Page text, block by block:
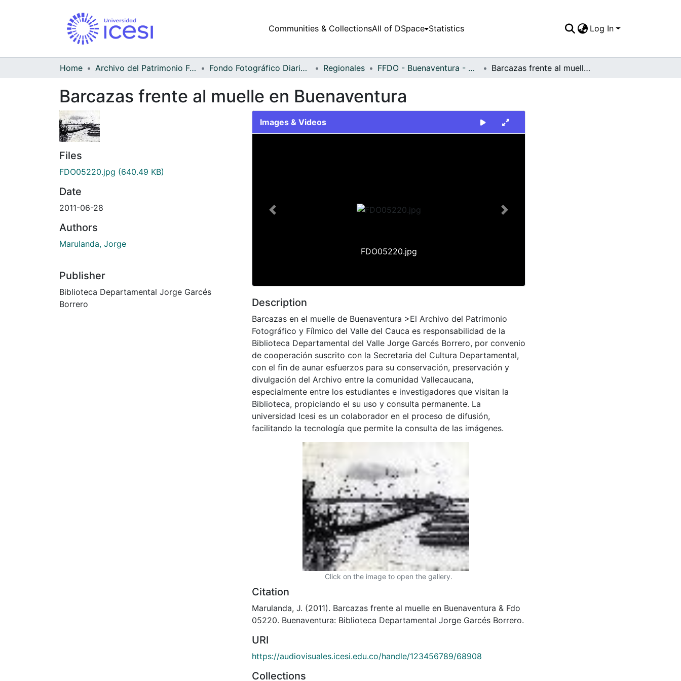
Communities & CollectionsAll of DSpace Statistics Log In
Home Archivo del Patrimonio Fotográfico y Fílmico del Valle del Cauca Fondo Fotográfico Diario Occidente Regionales FFDO - Buenaventura - Patrimonial Barcazas frente al muelle en Buenaventura
Barcazas frente al muelle en Buenaventura
Files
FDO05220.jpg (640.49 KB)
Date
2011-06-28
Authors
Marulanda, Jorge
Publisher
Biblioteca Departamental Jorge Garcés
Borrero
Images & Videos
FDO05220.jpg
Previous Next
Description
Barcazas en el muelle de Buenaventura >El Archivo del Patrimonio
Fotográfico y Fílmico del Valle del Cauca es responsabilidad de la
Biblioteca Departamental del Valle Jorge Garcés Borrero, por convenio
de cooperación suscrito con la Secretaria del Cultura Departamental,
con el fin de aunar esfuerzos para su conservación, preservación y
divulgación del Archivo entre la comunidad Vallecaucana,
especialmente entre los estudiantes e investigadores que visitan la
Biblioteca, propiciando el su uso y consulta permanente. La
universidad Icesi es un colaborador en el proceso de difusión,
facilitando la tecnología que permite la consulta de las imágenes.
Click on the image to open the gallery.
Citation
Marulanda, J. (2011). Barcazas frente al muelle en Buenaventura & Fdo
05220. Buenaventura: Biblioteca Departamental Jorge Garcés Borrero.
URI
https://audiovisuales.icesi.edu.co/handle/123456789/68908
Collections